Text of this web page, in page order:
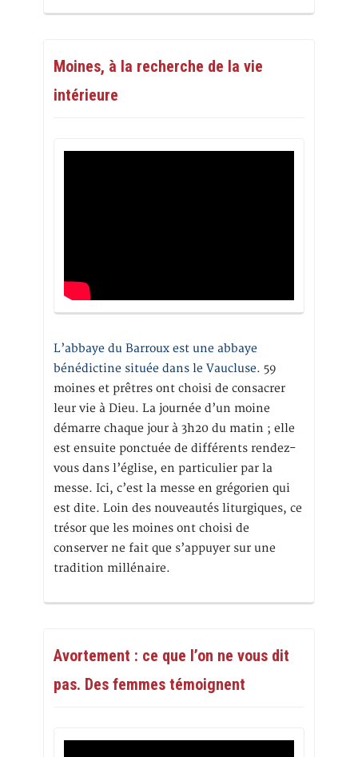
Moines, à la recherche de la vie
intérieure
L’abbaye du Barroux est une abbaye
bénédictine située dans le Vaucluse. 59
moines et prêtres ont choisi de consacrer
leur vie à Dieu. La journée d’un moine
démarre chaque jour à 3h20 du matin ; elle
est ensuite ponctuée de différents rendez-
vous dans l’église, en particulier par la
messe. Ici, c’est la messe en grégorien qui
est dite. Loin des nouveautés liturgiques, ce
trésor que les moines ont choisi de
conserver ne fait que s’appuyer sur une
tradition millénaire.
Avortement : ce que l’on ne vous dit
pas. Des femmes témoignent